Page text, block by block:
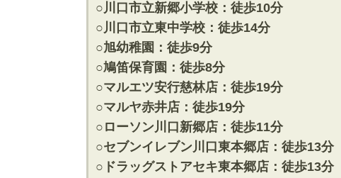
○川口市立新郷小学校：徒歩10分
○川口市立東中学校：徒歩14分
○旭幼稚園：徒歩9分
○鳩笛保育園：徒歩8分
○マルエツ安行慈林店：徒歩19分
○マルヤ赤井店：徒歩19分
○ローソン川口新郷店：徒歩11分
○セブンイレブン川口東本郷店：徒歩13分
○ドラッグストアセキ東本郷店：徒歩13分
エリアから物件検索
松戸･柏方面エリア
松戸･柏方面エリアの新築一戸建
松戸･柏方面エリアの中古一戸建
松戸･柏方面エリアのマンション
松戸･柏方面エリアの土地
成田･銚子方面エ
成田･銚子方面エ
千葉市エリア 外房エリア